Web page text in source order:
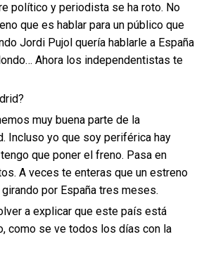
político y periodista se ha roto. No
que es hablar para un público que
Jordi Pujol quería hablarle a España
Ahora los independentistas te
muy buena parte de la
Incluso yo que soy periférica hay
que poner el freno. Pasa en
A veces te enteras que un estreno
por España tres meses.
a explicar que este país está
como se ve todos los días con la